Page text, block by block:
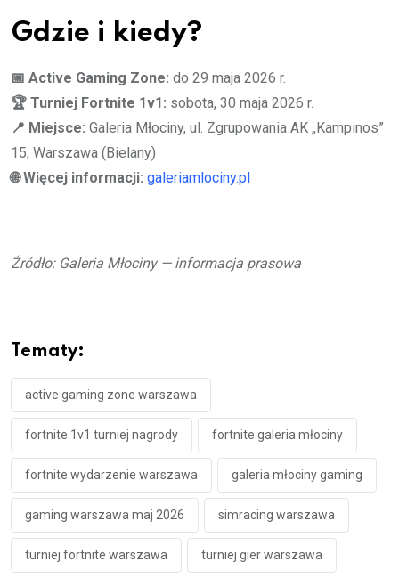
Gdzie i kiedy?
📅 Active Gaming Zone: do 29 maja 2026 r.
🏆 Turniej Fortnite 1v1: sobota, 30 maja 2026 r.
📍 Miejsce: Galeria Młociny, ul. Zgrupowania AK „Kampinos”
15, Warszawa (Bielany)
🌐 Więcej informacji: galeriamlociny.pl
Źródło: Galeria Młociny — informacja prasowa
Tematy:
active gaming zone warszawa
fortnite 1v1 turniej nagrody fortnite galeria młociny
fortnite wydarzenie warszawa galeria młociny gaming
gaming warszawa maj 2026 simracing warszawa
turniej fortnite warszawa turniej gier warszawa